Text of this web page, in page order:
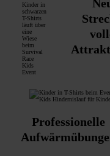
Professionelle